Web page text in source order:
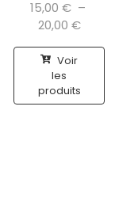
15,00 € –
20,00 €
Voir
les
produits